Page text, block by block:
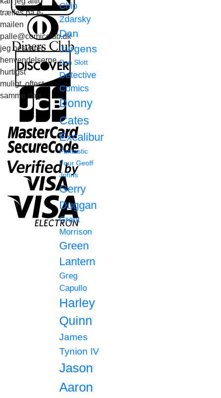
træffes på e-
mailen
palle@comicclub.dk
jeg besvarer
henvendelserne
hurtigst
muligt, oftest
samme dag.
Chip
Zdarsky
Dan
Jurgens
Dan Slott
Detective
Comics
Donny
Cates
Excalibur
Fantastic
Four Geoff
Johns
Gerry
Duggan
Grant
Morrison
Green
Lantern
Greg
Capullo
Harley
Quinn
James
Tynion IV
Jason
Aaron